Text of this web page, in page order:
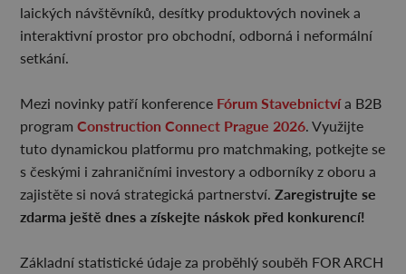
laických návštěvníků, desítky produktových novinek a
interaktivní prostor pro obchodní, odborná i neformální
setkání.
Mezi novinky patří konference Fórum Stavebnictvía B2B
programConstruction Connect Prague 2026. Využijte
tuto dynamickou platformu pro matchmaking, potkejte se
s českými i zahraničními investory a odborníky z oboru a
zajistěte si nová strategická partnerství.Zaregistrujte se
zdarma ještě dnes a získejte náskok před konkurencí!
Základní statistické údaje za proběhlý souběh FOR ARCH